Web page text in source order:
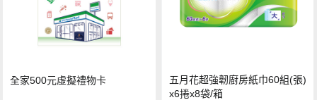
全家500元虛擬禮物卡
五月花超強韌廚房紙巾60組(張)
x6捲x8袋/箱